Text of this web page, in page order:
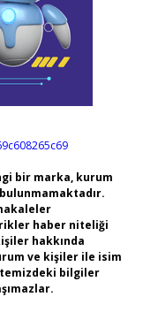
bir marka, kurum
haber niteliği
hakkında
ve kişiler ile isim
bilgiler